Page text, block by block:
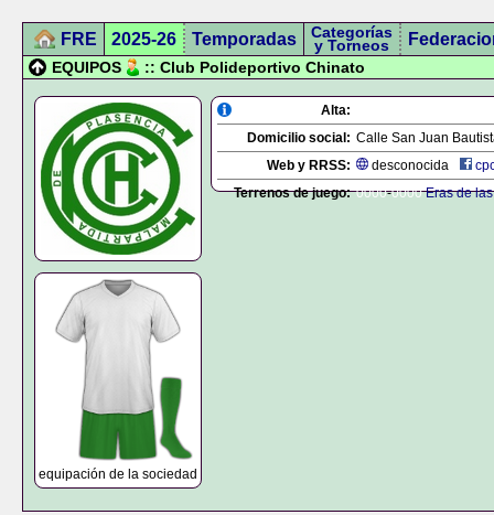
FRE 2025-26 Temporadas Categorías
y Torneos
EQUIPOS :: Club Polideportivo Chinato
equipación de la sociedad
Alta:
Domicilio social: Calle San Juan
Web y RRSS:
desconocida
Terrenos de juego: 0000-0000 Eras de